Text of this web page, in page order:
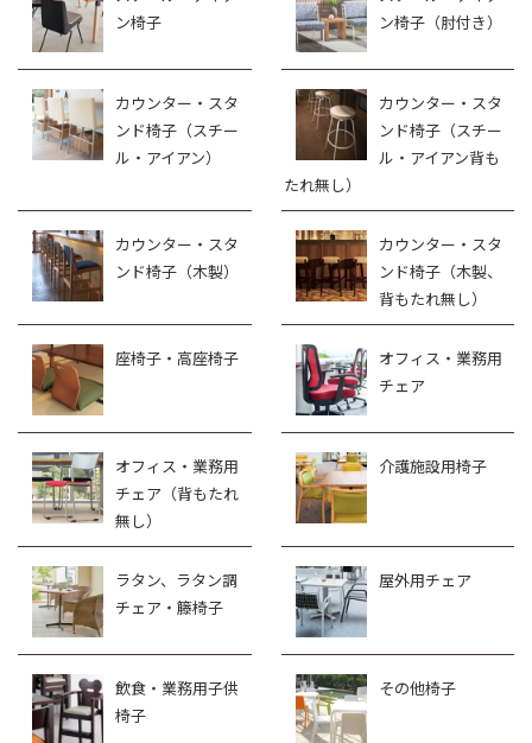
ン椅子
ン椅子（肘付き）
カウンター・スタ
ンド椅子（スチー
ル・アイアン）
カウンター・スタ
ンド椅子（スチー
ル・アイアン背も
たれ無し）
カウンター・スタ
ンド椅子（木製）
カウンター・スタ
ンド椅子（木製、
背もたれ無し）
座椅子・高座椅子
オフィス・業務用
チェア
オフィス・業務用
チェア（背もたれ
無し）
介護施設用椅子
ラタン、ラタン調
チェア・籐椅子
屋外用チェア
飲食・業務用子供
椅子
その他椅子